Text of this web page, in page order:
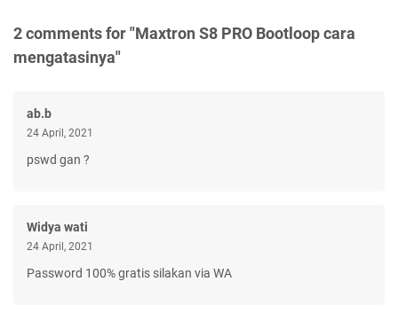
2 comments for "Maxtron S8 PRO Bootloop cara
mengatasinya"
ab.b
24 April, 2021
pswd gan ?
Widya wati
24 April, 2021
Password 100% gratis silakan via WA